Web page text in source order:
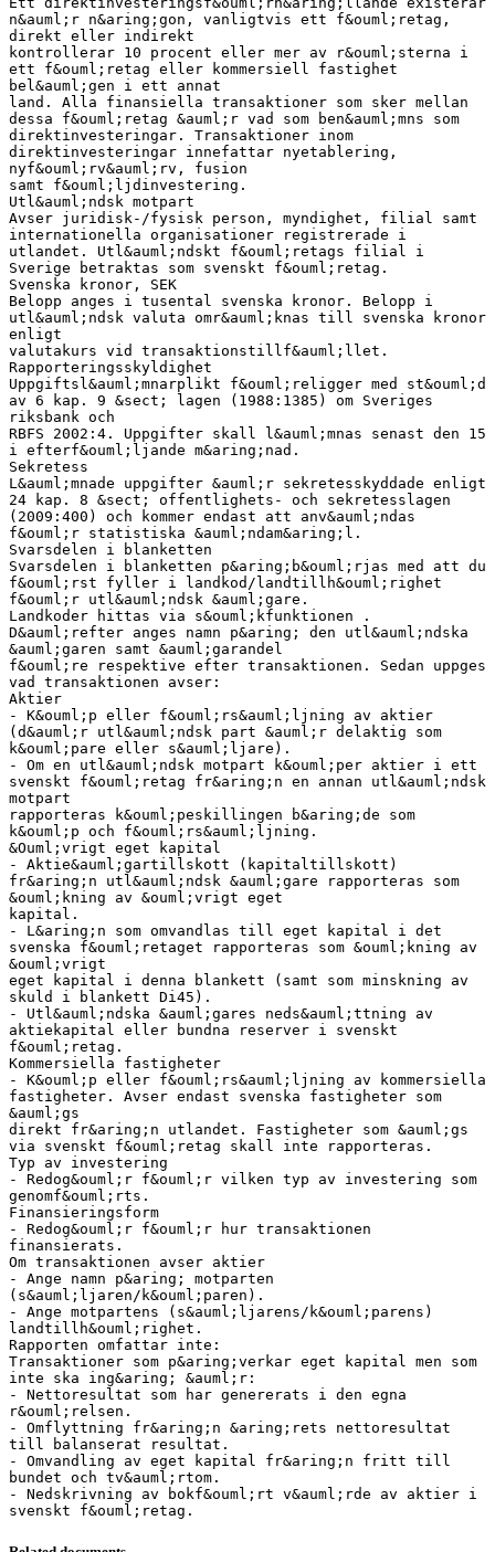
n&auml;r n&aring;gon, vanligtvis ett f&ouml;retag,
direkt eller indirekt
kontrollerar 10 procent eller mer av r&ouml;sterna i
ett f&ouml;retag eller kommersiell fastighet
bel&auml;gen i ett annat
land. Alla finansiella transaktioner som sker mellan
dessa f&ouml;retag &auml;r vad som ben&auml;mns som
direktinvesteringar. Transaktioner inom
direktinvesteringar innefattar nyetablering,
nyf&ouml;rv&auml;rv, fusion
samt f&ouml;ljdinvestering.
Utl&auml;ndsk motpart
Avser juridisk-/fysisk person, myndighet, filial samt
internationella organisationer registrerade i
utlandet. Utl&auml;ndskt f&ouml;retags filial i
Sverige betraktas som svenskt f&ouml;retag.
Svenska kronor, SEK
Belopp anges i tusental svenska kronor. Belopp i
utl&auml;ndsk valuta omr&auml;knas till svenska kronor
enligt
valutakurs vid transaktionstillf&auml;llet.
Rapporteringsskyldighet
Uppgiftsl&auml;mnarplikt f&ouml;religger med st&ouml;d
av 6 kap. 9 &sect; lagen (1988:1385) om Sveriges
riksbank och
RBFS 2002:4. Uppgifter skall l&auml;mnas senast den 15
i efterf&ouml;ljande m&aring;nad.
Sekretess
L&auml;mnade uppgifter &auml;r sekretesskyddade enligt
24 kap. 8 &sect; offentlighets- och sekretesslagen
(2009:400) och kommer endast att anv&auml;ndas
f&ouml;r statistiska &auml;ndam&aring;l.
Svarsdelen i blanketten
Svarsdelen i blanketten p&aring;b&ouml;rjas med att du
f&ouml;rst fyller i landkod/landtillh&ouml;righet
f&ouml;r utl&auml;ndsk &auml;gare.
Landkoder hittas via s&ouml;kfunktionen .
D&auml;refter anges namn p&aring; den utl&auml;ndska
&auml;garen samt &auml;garandel
f&ouml;re respektive efter transaktionen. Sedan uppges
vad transaktionen avser:
Aktier
- K&ouml;p eller f&ouml;rs&auml;ljning av aktier
(d&auml;r utl&auml;ndsk part &auml;r delaktig som
k&ouml;pare eller s&auml;ljare).
- Om en utl&auml;ndsk motpart k&ouml;per aktier i ett
svenskt f&ouml;retag fr&aring;n en annan utl&auml;ndsk
motpart
rapporteras k&ouml;peskillingen b&aring;de som
k&ouml;p och f&ouml;rs&auml;ljning.
&Ouml;vrigt eget kapital
- Aktie&auml;gartillskott (kapitaltillskott)
fr&aring;n utl&auml;ndsk &auml;gare rapporteras som
&ouml;kning av &ouml;vrigt eget
kapital.
- L&aring;n som omvandlas till eget kapital i det
svenska f&ouml;retaget rapporteras som &ouml;kning av
&ouml;vrigt
eget kapital i denna blankett (samt som minskning av
skuld i blankett Di45).
- Utl&auml;ndska &auml;gares neds&auml;ttning av
aktiekapital eller bundna reserver i svenskt
f&ouml;retag.
Kommersiella fastigheter
- K&ouml;p eller f&ouml;rs&auml;ljning av kommersiella
fastigheter. Avser endast svenska fastigheter som
&auml;gs
direkt fr&aring;n utlandet. Fastigheter som &auml;gs
via svenskt f&ouml;retag skall inte rapporteras.
Typ av investering
- Redog&ouml;r f&ouml;r vilken typ av investering som
genomf&ouml;rts.
Finansieringsform
- Redog&ouml;r f&ouml;r hur transaktionen
finansierats.
Om transaktionen avser aktier
- Ange namn p&aring; motparten
(s&auml;ljaren/k&ouml;paren).
- Ange motpartens (s&auml;ljarens/k&ouml;parens)
landtillh&ouml;righet.
Rapporten omfattar inte:
Transaktioner som p&aring;verkar eget kapital men som
inte ska ing&aring; &auml;r:
- Nettoresultat som har genererats i den egna
r&ouml;relsen.
- Omflyttning fr&aring;n &aring;rets nettoresultat
till balanserat resultat.
- Omvandling av eget kapital fr&aring;n fritt till
bundet och tv&auml;rtom.
- Nedskrivning av bokf&ouml;rt v&auml;rde av aktier i